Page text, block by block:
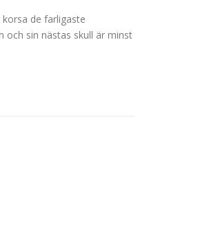
de farligaste
och sin nästas skull är minst